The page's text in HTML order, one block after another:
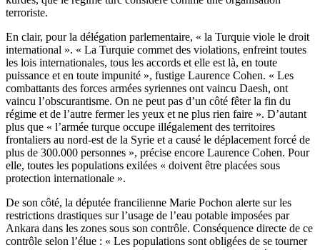
terroriste.
En clair, pour la délégation parlementaire, « la Turquie viole le droit
international ». « La Turquie commet des violations, enfreint toutes
les lois internationales, tous les accords et elle est là, en toute
puissance et en toute impunité », fustige Laurence Cohen. « Les
combattants des forces armées syriennes ont vaincu Daesh, ont
vaincu l’obscurantisme. On ne peut pas d’un côté fêter la fin du
régime et de l’autre fermer les yeux et ne plus rien faire ». D’autant
plus que « l’armée turque occupe illégalement des territoires
frontaliers au nord-est de la Syrie et a causé le déplacement forcé de
plus de 300.000 personnes », précise encore Laurence Cohen. Pour
elle, toutes les populations exilées « doivent être placées sous
protection internationale ».
De son côté, la députée francilienne Marie Pochon alerte sur les
restrictions drastiques sur l’usage de l’eau potable imposées par
Ankara dans les zones sous son contrôle. Conséquence directe de ce
contrôle selon l’élue : « Les populations sont obligées de se tourner